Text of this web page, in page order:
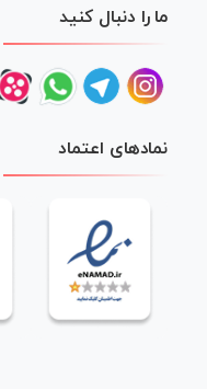
ما را دنبال کنید
نمادهای اعتماد